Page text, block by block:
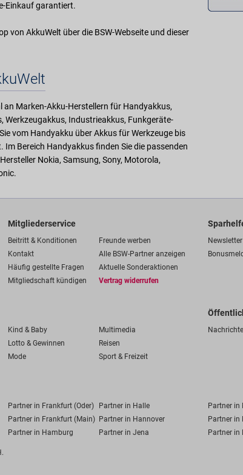
Einkauf garantiert.
von AkkuWelt über die BSW-Webseite und dieser
an Marken-Akku-Herstellern für Handyakkus,
Werkzeugakkus, Industrieakkus, Funkgeräte-
vom Handyakku über Akkus für Werkzeuge bis
Bereich Handyakkus finden Sie die passenden
Nokia, Samsung, Sony, Motorola,
Mitgliederservice
Beitritt & Konditionen
Freunde werben
Kontakt
Alle BSW-Partner anzeigen
Häufig gestellte Fragen
Aktuelle Sonderaktionen
Mitgliedschaft kündigen
Vertrag widerrufen
Newsletter
Kind & Baby
Multimedia
Lotto & Gewinnen
Reisen
Mode Sport & Freizeit
Partner in Frankfurt (Oder) Partner in Halle Partner in
Partner in Frankfurt (Main) Partner in Hannover Partner in
Partner in Hamburg Partner in Jena Partner in